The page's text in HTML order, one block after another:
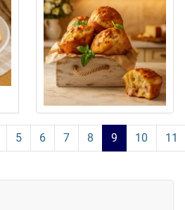
Сторінка 9 із 11
5 6 7 8 9 10 11